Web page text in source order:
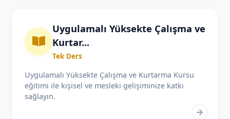
Uygulamalı Yüksekte Çalışma ve
Kurtar...
Tek Ders
Uygulamalı Yüksekte Çalışma ve Kurtarma Kursu
eğitimi ile kişisel ve mesleki gelişiminize katkı
sağlayın.